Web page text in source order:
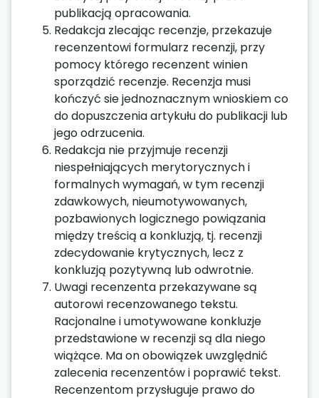
publikacją opracowania.
Redakcja zlecając recenzje, przekazuje
recenzentowi formularz recenzji, przy
pomocy którego recenzent winien
sporządzić recenzje. Recenzja musi
kończyć sie jednoznacznym wnioskiem co
do dopuszczenia artykułu do publikacji lub
jego odrzucenia.
Redakcja nie przyjmuje recenzji
niespełniających merytorycznych i
formalnych wymagań, w tym recenzji
zdawkowych, nieumotywowanych,
pozbawionych logicznego powiązania
między treścią a konkluzją, tj. recenzji
zdecydowanie krytycznych, lecz z
konkluzją pozytywną lub odwrotnie.
Uwagi recenzenta przekazywane są
autorowi recenzowanego tekstu.
Racjonalne i umotywowane konkluzje
przedstawione w recenzji są dla niego
wiążące. Ma on obowiązek uwzględnić
zalecenia recenzentów i poprawić tekst.
Recenzentom przysługuje prawo do